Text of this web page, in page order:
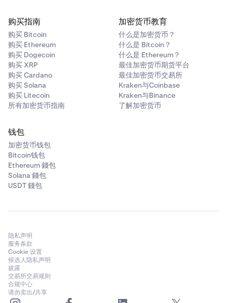
购买指南
购买 Bitcoin
购买 Ethereum
购买 Dogecoin
购买 XRP
购买 Cardano
购买 Solana
购买 Litecoin
所有加密货币指南
加密货币教育
什么是加密货币？
什么是 Bitcoin？
什么是 Ethereum？
最佳加密货币期货平台
最佳加密货币交易所
Kraken与Coinbase
Kraken与Binance
了解加密货币
钱包
加密货币钱包
Bitcoin钱包
Ethereum 錢包
Solana 錢包
USDT 錢包
隐私声明
服务条款
Cookie 设置
候选人隐私声明
披露
交易所交易规则
合规中心
请勿卖出/共享